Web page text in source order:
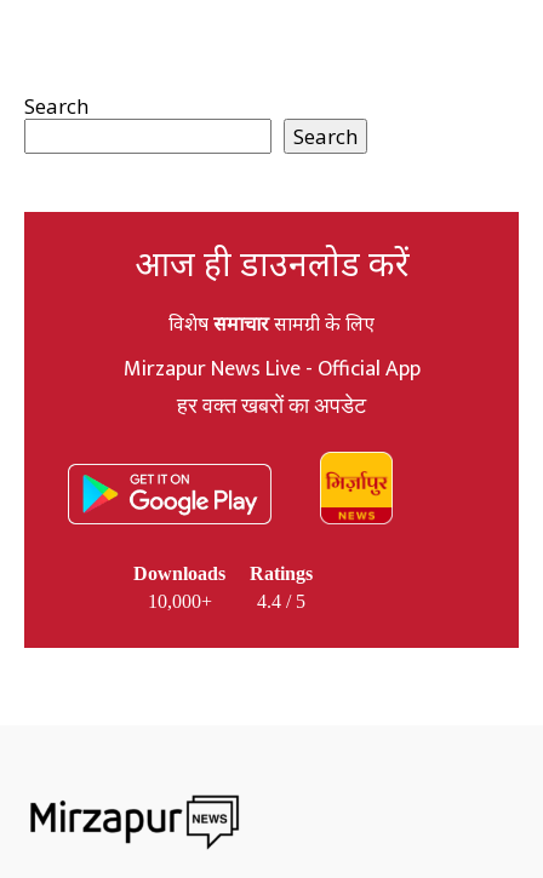
Search
Search
आज ही डाउनलोड करें
विशेषसमाचारसामग्री के लिए
Mirzapur News Live - Official App
हर वक्त खबरों का अपडेट
Downloads
10,000+
Ratings
4.4 / 5